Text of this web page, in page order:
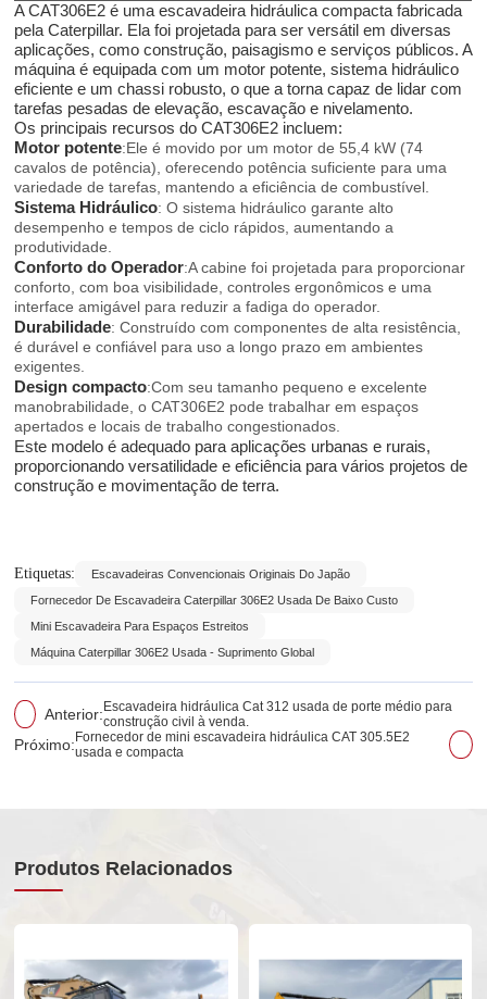
A CAT306E2 é uma escavadeira hidráulica compacta fabricada
pela Caterpillar. Ela foi projetada para ser versátil em diversas
aplicações, como construção, paisagismo e serviços públicos. A
máquina é equipada com um motor potente, sistema hidráulico
eficiente e um chassi robusto, o que a torna capaz de lidar com
tarefas pesadas de elevação, escavação e nivelamento.
Os principais recursos do CAT306E2 incluem:
Motor potente:Ele é movido por um motor de 55,4 kW (74
cavalos de potência), oferecendo potência suficiente para uma
variedade de tarefas, mantendo a eficiência de combustível.
Sistema Hidráulico: O sistema hidráulico garante alto
desempenho e tempos de ciclo rápidos, aumentando a
produtividade.
Conforto do Operador:A cabine foi projetada para proporcionar
conforto, com boa visibilidade, controles ergonômicos e uma
interface amigável para reduzir a fadiga do operador.
Durabilidade: Construído com componentes de alta resistência,
é durável e confiável para uso a longo prazo em ambientes
exigentes.
Design compacto:Com seu tamanho pequeno e excelente
manobrabilidade, o CAT306E2 pode trabalhar em espaços
apertados e locais de trabalho congestionados.
Este modelo é adequado para aplicações urbanas e rurais,
proporcionando versatilidade e eficiência para vários projetos de
construção e movimentação de terra.
Etiquetas:
Escavadeiras Convencionais Originais Do Japão
Fornecedor De Escavadeira Caterpillar 306E2 Usada De Baixo Custo
Mini Escavadeira Para Espaços Estreitos
Máquina Caterpillar 306E2 Usada - Suprimento Global
Anterior: Escavadeira hidráulica Cat 312 usada de porte médio para
construção civil à venda.
Próximo: Fornecedor de mini escavadeira hidráulica CAT 305.5E2
usada e compacta
Produtos Relacionados